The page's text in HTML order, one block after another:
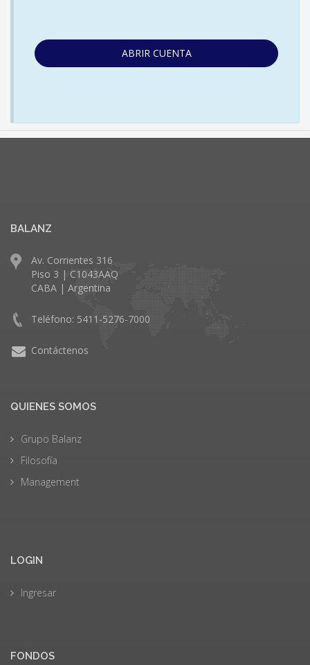
ABRIR CUENTA
BALANZ
Av. Corrientes 316
Piso 3 | C1043AAQ
CABA | Argentina
Teléfono: 5411-5276-7000
Contáctenos
QUIENES SOMOS
Grupo Balanz
Filosofía
Management
LOGIN
Ingresar
FONDOS